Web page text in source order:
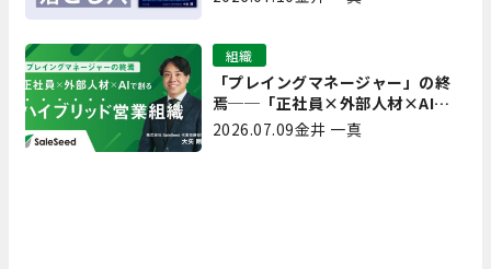
「プレイングマネージャー」の終
焉──「正社員×外部人材×AI」
で創るハイブリッド営業組織
組織
2026.07.09金井 一真